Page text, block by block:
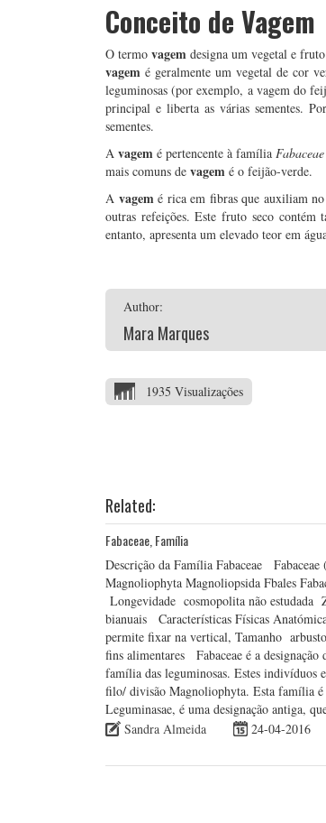
Conceito de Vagem
O termovagem designa um vegetal e
vagem é geralmente um vegetal de cor
leguminosas (por exemplo, a vagem do
principal e liberta as várias sementes.
sementes.
Avagem é pertencente à famíliaFabaceae
mais comuns de vagem é o feijão-verde.
A vagemé rica em fibras que auxiliam no
outras refeições. Este fruto seco contém
entanto, apresenta um elevado teor em
Author:
Mara Marques
1935 Visualizações
Related:
Fabaceae, Família
Descrição da Família Fabaceae
Magnoliophyta Magnoliopsida Fbales
Longevidade cosmopolita não estudada
bianuais Características Físicas
permite fixar na vertical, Tamanho
fins alimentares Fabaceae é a
família das leguminosas. Estes indivíduos
filo/ divisão Magnoliophyta. Esta família é
Leguminasae, é uma designação antiga,
Sandra Almeida
24-04-2016